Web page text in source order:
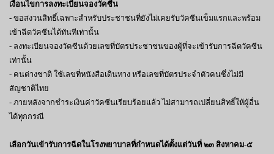
เงื่อนไขการลงทะเบียนจองวัคซีน
- ขอสงวนสิทธิ์เฉพาะสำหรับประชาชนที่ยังไม่เคยรับวัคซีนเข็มแรกและพร้อม
เข้าฉีดวัคซีนได้ทันทีเท่านั้น
- ลงทะเบียนจองวัคซีนด้วยเลขที่บัตรประชาชนของผู้ที่จะเข้ารับการฉีดวัคซีน
เท่านั้น
- คนต่างชาติ ใช้เลขที่หนังสือเดินทาง หรือเลขที่บัตรประจำตัวคนซึ่งไม่มี
สัญชาติไทย
- ภายหลังจากชำระเงินค่าวัคซีนเรียบร้อยแล้ว ไม่สามารถเปลี่ยนสิทธิ์ให้ผู้อื่น
ได้ทุกกรณี
เลือกวันเข้ารับการฉีดในโรงพยาบาลที่กำหนดได้ตั้งแต่วันที่ ๒๓ สิงหาคม-๕